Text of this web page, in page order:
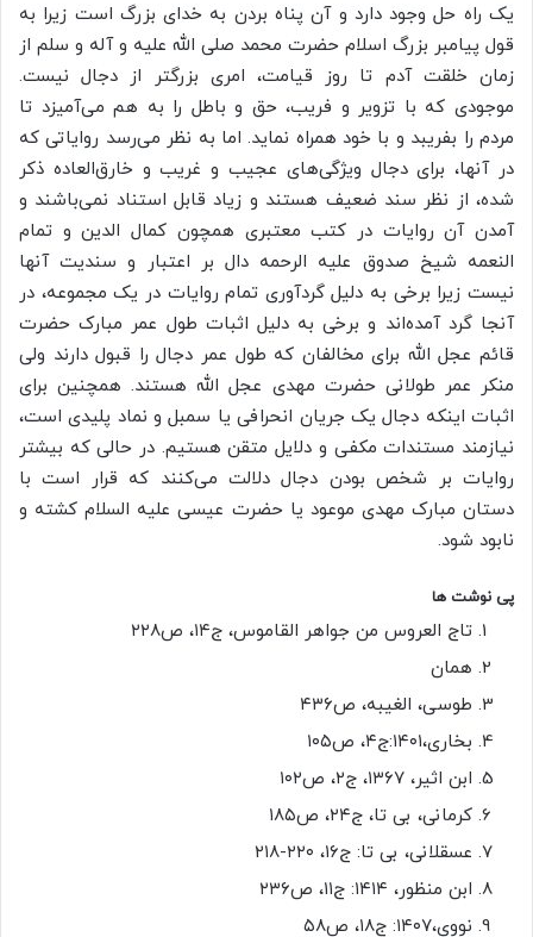
یک راه حل وجود دارد و آن پناه بردن به خدای بزرگ است زیرا به
قول پیامبر بزرگ اسلام حضرت محمد صلی الله علیه و آله و سلم از
زمان خلقت آدم تا روز قیامت، امری بزرگتر از دجال نیست.
موجودی که با تزویر و فریب، حق و باطل را به هم می‌آمیزد تا
مردم را بفریبد و با خود همراه نماید. اما به نظر می‌رسد روایاتی که
در آنها، برای دجال ویژگی‌های عجیب و غریب و خارق‌العاده ذکر
شده، از نظر سند ضعیف هستند و زیاد قابل استناد نمی‌باشند و
آمدن آن روایات در کتب معتبری همچون کمال الدین و تمام
النعمه شیخ صدوق علیه الرحمه دال بر اعتبار و سندیت آنها
نیست زیرا برخی به دلیل گردآوری تمام روایات در یک مجموعه، در
آنجا گرد آمده‌اند و برخی به دلیل اثبات طول عمر مبارک حضرت
قائم عجل الله برای مخالفان که طول عمر دجال را قبول دارند ولی
منکر عمر طولانی حضرت مهدی عجل الله هستند. همچنین برای
اثبات اینکه دجال یک جریان انحرافی یا سمبل و نماد پلیدی است،
نیازمند مستندات مکفی و دلایل متقن هستیم. در حالی که بیشتر
روایات بر شخص بودن دجال دلالت می‌کنند که قرار است با
دستان مبارک مهدی موعود یا حضرت عیسی علیه السلام کشته و
نابود شود.
پی نوشت ها
تاج العروس من جواهر القاموس، ج۱۴، ص۲۲۸
همان
طوسی، الغیبه، ص۴۳۶
بخاری،۱۴۰۱:ج۴، ص۱۰۵
ابن اثیر، ۱۳۶۷، ج۲، ص۱۰۲
کرمانی، بی تا، ج۲۴، ص۱۸۵
عسقلانی، بی تا: ج۱۶، ۲۲۰-۲۱۸
ابن منظور، ۱۴۱۴: ج۱۱، ص۲۳۶
نووی،۱۴۰۷: ج۱۸، ص۵۸